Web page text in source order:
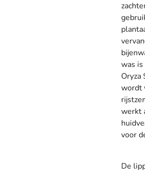
was
Oryza
wordt
werkt
voor
De